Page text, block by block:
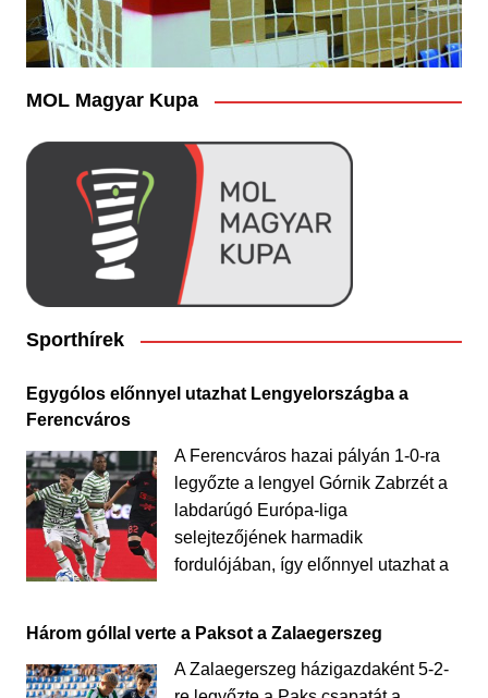
MOL Magyar Kupa
Sporthírek
Egygólos előnnyel utazhat Lengyelországba a
Ferencváros
A Ferencváros hazai pályán 1-0-ra
legyőzte a lengyel Górnik Zabrzét a
labdarúgó Európa-liga
selejtezőjének harmadik
fordulójában, így előnnyel utazhat a
Három góllal verte a Paksot a Zalaegerszeg
A Zalaegerszeg házigazdaként 5-2-